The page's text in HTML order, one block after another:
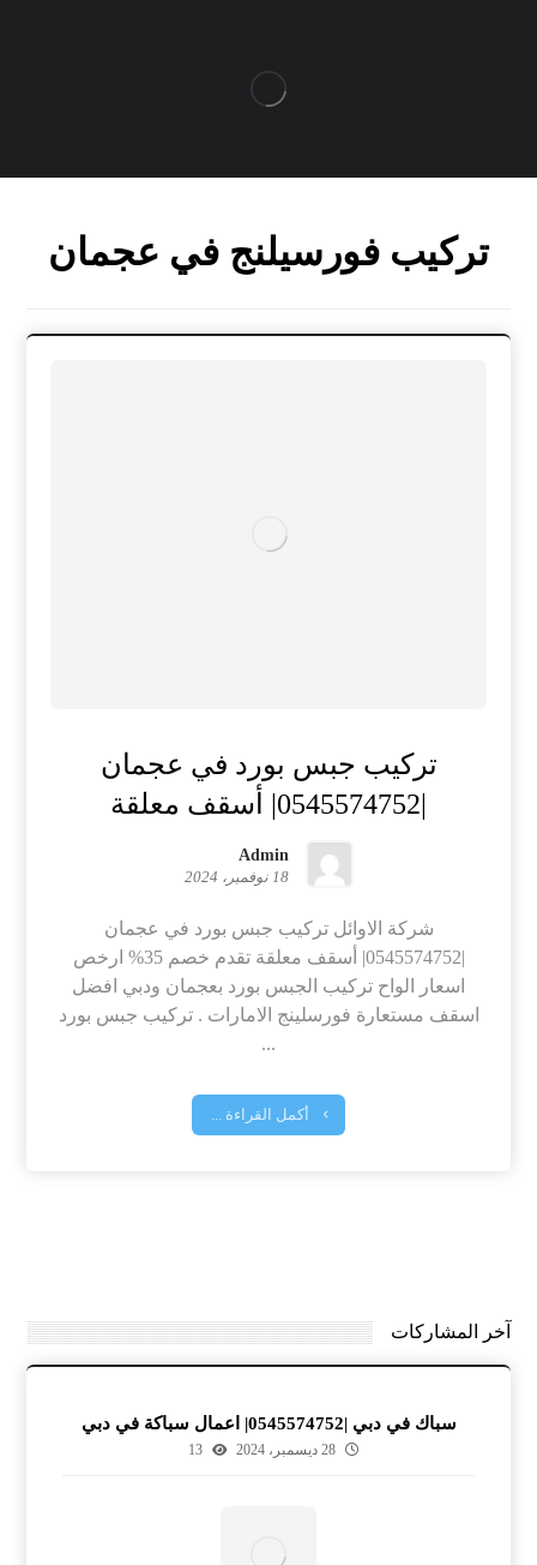
تركيب فورسيلنج في عجمان
تركيب جبس بورد في عجمان
|0545574752| أسقف معلقة
Admin
18 نوفمبر، 2024
شركة الاوائل تركيب جبس بورد في عجمان
|0545574752| أسقف معلقة تقدم خصم 35% ارخص
اسعار الواح تركيب الجبس بورد بعجمان ودبي افضل
اسقف مستعارة فورسلينج الامارات . تركيب جبس بورد
...
أكمل القراءة ...
آخر المشاركات
سباك في دبي |0545574752| اعمال سباكة في دبي
28 ديسمبر، 2024 13